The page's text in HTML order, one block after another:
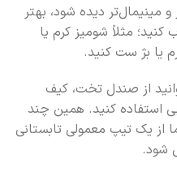
مینیمال‌تر دیده شود، بهتر
مثلاً شومیز کرم یا
یا بژ ست کنید.
از صندل تخت، کیف
استفاده کنید. همین چند
یک تیپ معمولی تابستانی
شود.